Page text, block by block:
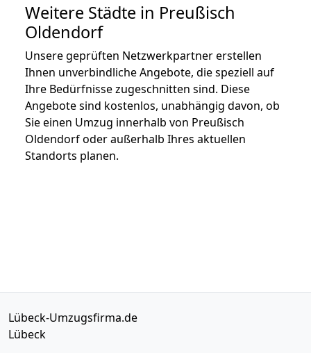
Weitere Städte in Preußisch
Oldendorf
Unsere geprüften Netzwerkpartner erstellen
Ihnen unverbindliche Angebote, die speziell auf
Ihre Bedürfnisse zugeschnitten sind. Diese
Angebote sind kostenlos, unabhängig davon, ob
Sie einen Umzug innerhalb von Preußisch
Oldendorf oder außerhalb Ihres aktuellen
Standorts planen.
Lübeck-Umzugsfirma.de
Lübeck